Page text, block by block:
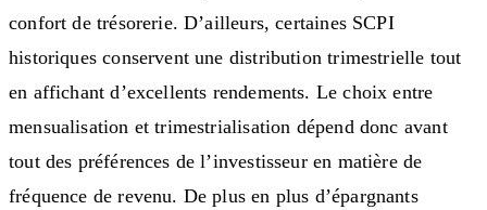
confort de trésorerie. D’ailleurs, certaines SCPI
historiques conservent une distribution trimestrielle tout
en affichant d’excellents rendements. Le choix entre
mensualisation et trimestrialisation dépend donc avant
tout des préférences de l’investisseur en matière de
fréquence de revenu. De plus en plus d’épargnants